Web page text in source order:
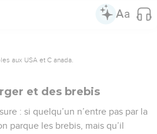
aux USA et C anada.
et des brebis
: si quelqu’un n’entre pas par la
parque les brebis, mais qu’il